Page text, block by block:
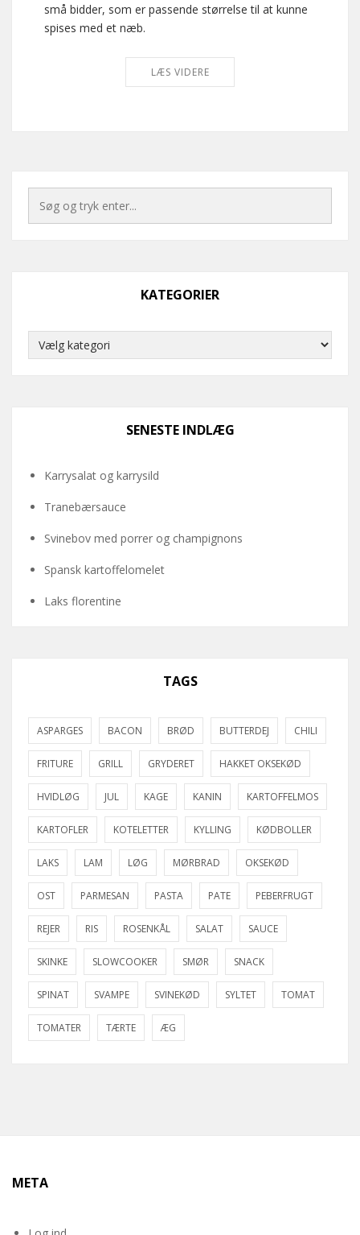
små bidder, som er passende størrelse til at kunne
spises med et næb.
LÆS VIDERE
KATEGORIER
Kategorier
SENESTE INDLÆG
Karrysalat og karrysild
Tranebærsauce
Svinebov med porrer og champignons
Spansk kartoffelomelet
Laks florentine
TAGS
ASPARGES BACON BRØD BUTTERDEJ CHILI
FRITURE GRILL GRYDERET HAKKET OKSEKØD
HVIDLØG JUL KAGE KANIN KARTOFFELMOS
KARTOFLER KOTELETTER KYLLING KØDBOLLER
LAKS LAM LØG MØRBRAD OKSEKØD
OST PARMESAN PASTA PATE PEBERFRUGT
REJER RIS ROSENKÅL SALAT SAUCE
SKINKE SLOWCOOKER SMØR SNACK
SPINAT SVAMPE SVINEKØD SYLTET TOMAT
TOMATER TÆRTE ÆG
META